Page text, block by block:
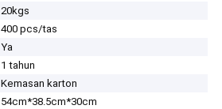
20kgs
400 pcs/tas
Ya
1 tahun
Kemasan karton
54cm*38.5cm*30cm